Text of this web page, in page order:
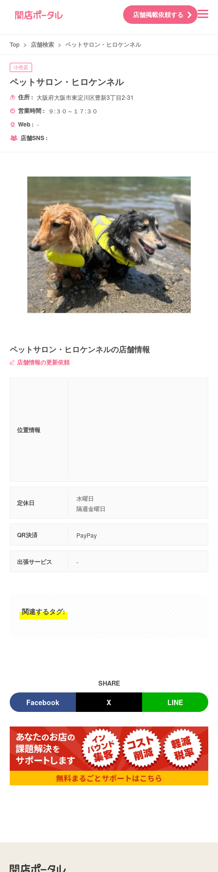
店舗掲載依頼する
Top > 店舗検索 > ペットサロン・ヒロケンネル
小売店
ペットサロン・ヒロケンネル
住所 : 大阪府大阪市東淀川区豊新3丁目2-31
営業時間 : ９:３０～１７:３０
Web : -
店舗SNS :
ペットサロン・ヒロケンネルの店舗情報
店舗情報の更新依頼
位置情報
定休日
水曜日
隔週金曜日
QR決済 PayPay
出張サービス -
関連するタグ:
SHARE
Facebook X LINE